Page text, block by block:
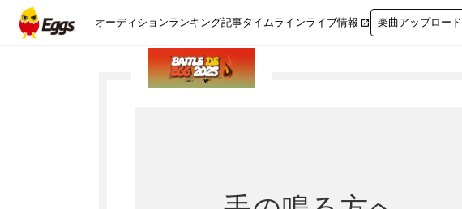
オーディションランキング記事タイムラインライブ情報  楽曲アップロード